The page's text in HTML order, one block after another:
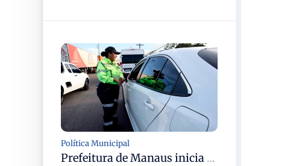
Política Municipal
Prefeitura de Manaus inicia operação Mobilidade Segura para reduzir sinistros com vítimas na cidade